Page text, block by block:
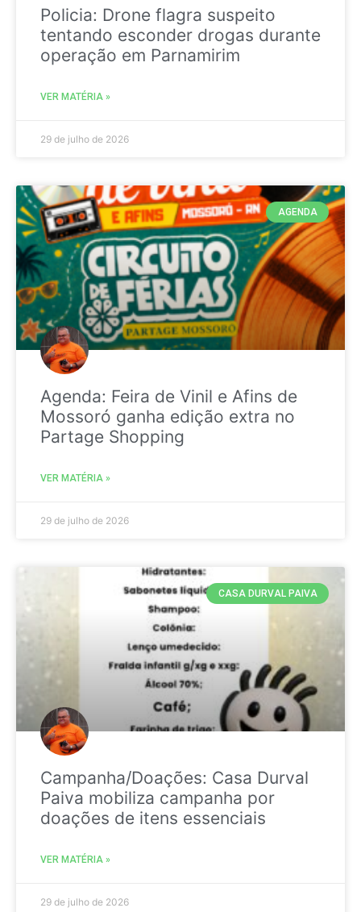
Policia: Drone flagra suspeito
tentando esconder drogas durante
operação em Parnamirim
VER MATÉRIA »
29 de julho de 2026
AGENDA
Agenda: Feira de Vinil e Afins de
Mossoró ganha edição extra no
Partage Shopping
VER MATÉRIA »
29 de julho de 2026
CASA DURVAL PAIVA
Campanha/Doações: Casa Durval
Paiva mobiliza campanha por
doações de itens essenciais
VER MATÉRIA »
29 de julho de 2026